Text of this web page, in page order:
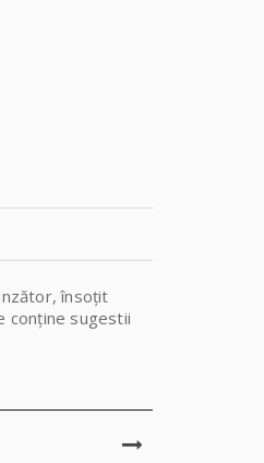
însoțit
conține sugestii